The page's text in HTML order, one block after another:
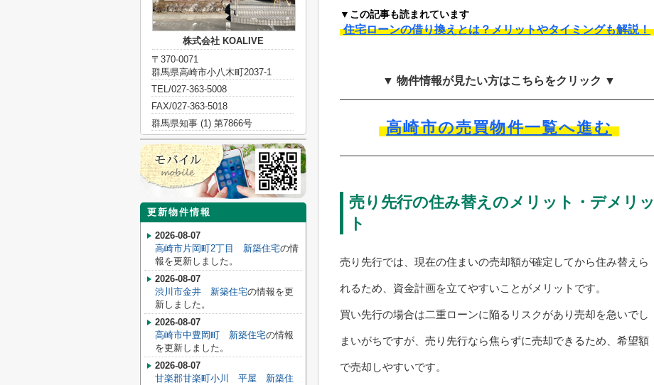
▼この記事も読まれています
住宅ローンの借り換えとは？メリットやタイミングも解説！
▼ 物件情報が見たい方はこちらをクリック ▼
高崎市の売買物件一覧へ進む
売り先行の住み替えのメリット・デメリッ
ト
売り先行では、現在の住まいの売却額が確定してから住み替えら
れるため、資金計画を立てやすいことがメリットです。
買い先行の場合は二重ローンに陥るリスクがあり売却を急いでし
まいがちですが、売り先行なら焦らずに売却できるため、希望額
で売却しやすいです。
株式会社 KOALIVE
〒370-0071
群馬県高崎市小八木町2037-1
TEL/027-363-5008
FAX/027-363-5018
群馬県知事 (1) 第7866号
更新物件情報
2026-08-07
高崎市片岡町2丁目 新築住宅の情
報を更新しました。
2026-08-07
渋川市金井 新築住宅の情報を更
新しました。
2026-08-07
高崎市中豊岡町 新築住宅の情報
を更新しました。
2026-08-07
甘楽郡甘楽町小川 平屋 新築住